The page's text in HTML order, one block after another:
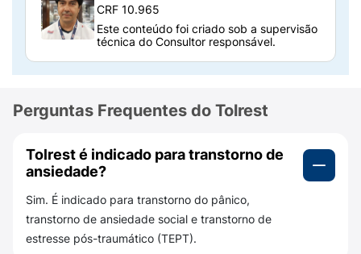
Transtorno de pânico
ansiedade súbitas e intensas;
Transtorno de ansiedade social (fobia
social);
Transtorno de estresse pós-traumático
Transtorno disfórico pré-menstrual
, ajudando a reduzir irritabilidade,
alterações de humor e sintomas físicos
ligados ao ciclo menstrual.
CRF 10.965
Este conteúdo foi criado sob a supervisão
técnica do Consultor responsável.
Perguntas Frequentes do Tolrest
Tolrest é indicado para transtorno de
ansiedade?
Sim. É indicado para transtorno do pânico,
transtorno de ansiedade social e transtorno de
estresse pós-traumático (TEPT).